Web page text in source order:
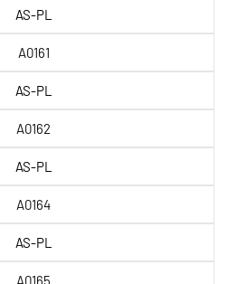
AS-PL
A0161
AS-PL
A0162
AS-PL
A0164
AS-PL
A0165